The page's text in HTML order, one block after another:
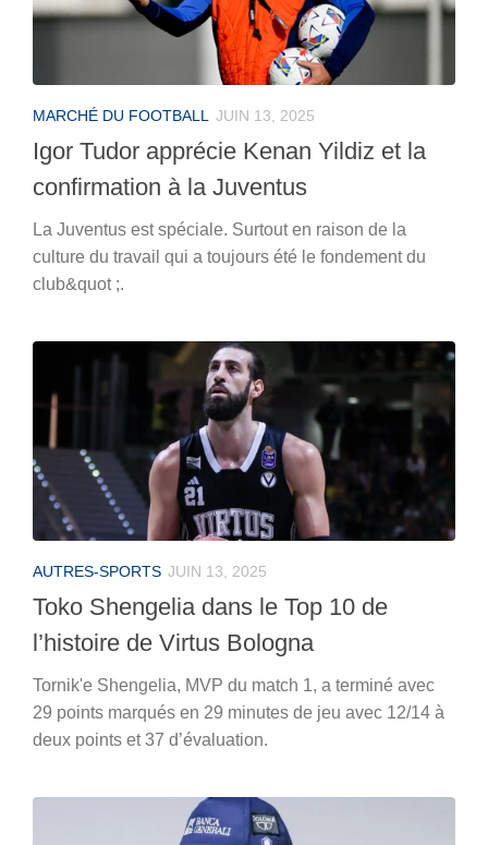
MARCHÉ DU FOOTBALL JUIN 13, 2025
Igor Tudor apprécie Kenan Yildiz et la
confirmation à la Juventus
La Juventus est spéciale. Surtout en raison de la
culture du travail qui a toujours été le fondement du
club&quot ;.
AUTRES-SPORTS JUIN 13, 2025
Toko Shengelia dans le Top 10 de
l’histoire de Virtus Bologna
Tornik'e Shengelia, MVP du match 1, a terminé avec
29 points marqués en 29 minutes de jeu avec 12/14 à
deux points et 37 d’évaluation.